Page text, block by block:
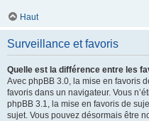
Haut
Surveillance et favoris
Quelle est la différence entre les
Avec phpBB 3.0, la mise en favoris
favoris dans un navigateur. Vous
phpBB 3.1, la mise en favoris de
sujet. Vous pouvez désormais être